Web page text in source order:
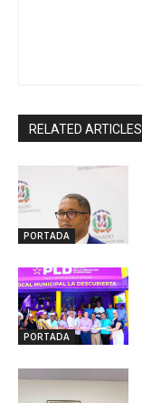
RELATED ARTICLES
PORTADA
PORTADA